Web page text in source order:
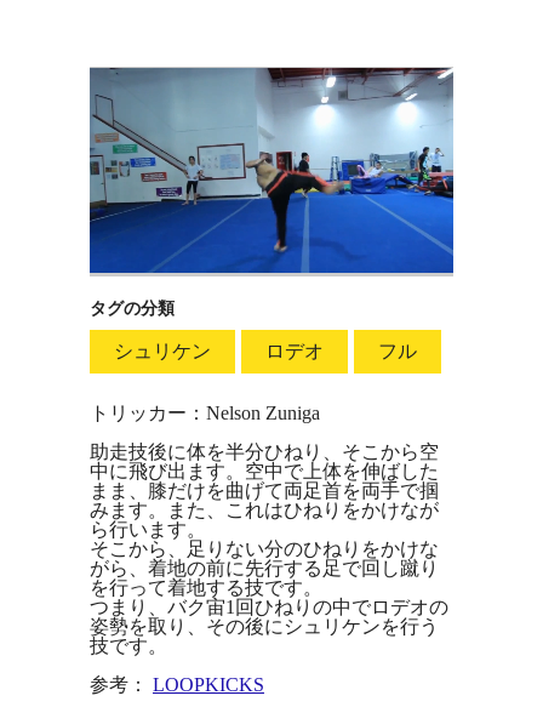
タグの分類
シュリケン ロデオ フル
トリッカー：Nelson Zuniga
助走技後に体を半分ひねり、そこから空
中に飛び出ます。空中で上体を伸ばした
まま、膝だけを曲げて両足首を両手で掴
みます。また、これはひねりをかけなが
ら行います。
そこから、足りない分のひねりをかけな
がら、着地の前に先行する足で回し蹴り
を行って着地する技です。
つまり、バク宙1回ひねりの中でロデオの
姿勢を取り、その後にシュリケンを行う
技です。
参考：
LOOPKICKS